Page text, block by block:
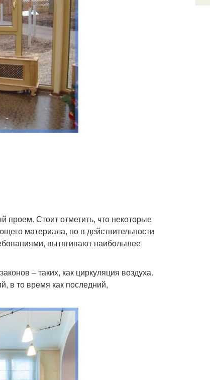
проем. Стоит отметить, что некоторые
материала, но в действительности
вытягивают наибольшее
– таких, как циркуляция воздуха.
в то время как последний,